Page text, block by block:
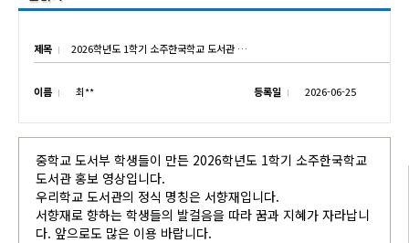
제목 2026학년도 1학기 소주한국학교 도서관 홍보 영상
이름 최** 등록일 2026-06-25
중학교 도서부 학생들이 만든 2026학년도 1학기 소주한국학교
도서관 홍보 영상입니다.
우리학교 도서관의 정식 명칭은 서향재입니다.
서향재로 향하는 학생들의 발걸음을 따라 꿈과 지혜가 자라납니
다. 앞으로도 많은 이용 바랍니다.